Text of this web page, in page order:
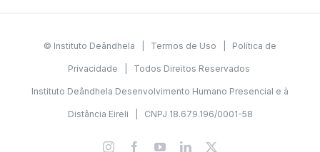
© Instituto Deândhela | Termos de Uso Política de
Privacidade | Todos Direitos Reservados
Instituto Deândhela Desenvolvimento Humano Presencial e à
Distância Eireli | CNPJ 18.679.196/0001-58